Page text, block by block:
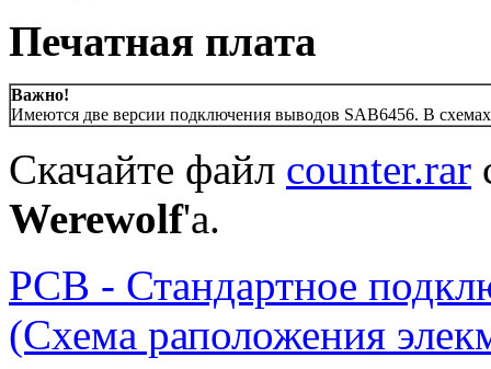
Печатная плата
Важно!
Имеются две версии подключения выводов SAB6456. В
Скачайте файл counter.rar
Werewolf'а.
PCB - Стандартное
(Схема раположения